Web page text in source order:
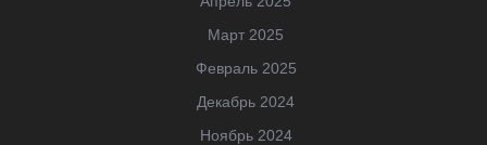
Март 2025
Февраль 2025
Декабрь 2024
Ноябрь 2024